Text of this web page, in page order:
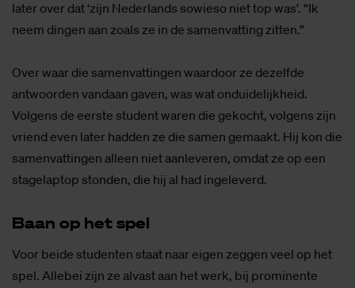
later over dat ‘zijn Nederlands sowieso niet top was’. “Ik
neem dingen aan zoals ze in de samenvatting zitten.”
Over waar die samenvattingen waardoor ze dezelfde
antwoorden vandaan gaven, was wat onduidelijkheid.
Volgens de eerste student waren die gekocht, volgens zijn
vriend even later hadden ze die samen gemaakt. Hij kon die
samenvattingen alleen niet aanleveren, omdat ze op een
stagelaptop stonden, die hij al had ingeleverd.
Baan op het spel
Voor beide studenten staat naar eigen zeggen veel op het
spel. Allebei zijn ze alvast aan het werk, bij prominente